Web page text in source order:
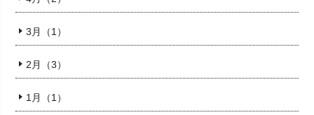
3月（1）
2月（3）
1月（1）